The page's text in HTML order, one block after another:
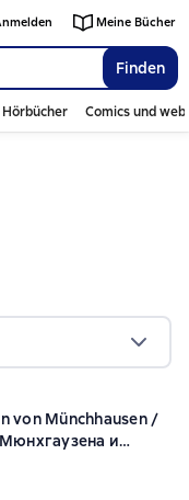
Finden
Meine Bücher
Hörbücher Comics und
von Münchhausen /
и
Книга для
на основе 3 оценок